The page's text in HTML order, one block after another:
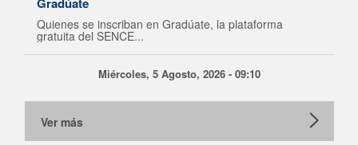
Quienes se inscriban en Gradúate, la plataforma
gratuita del SENCE...
Miércoles, 5 Agosto, 2026 - 09:10
Ver más